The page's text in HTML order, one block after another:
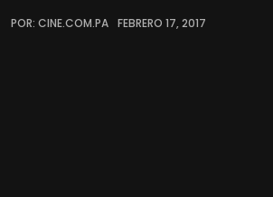
POR: CINE.COM.PA FEBRERO 17, 2017